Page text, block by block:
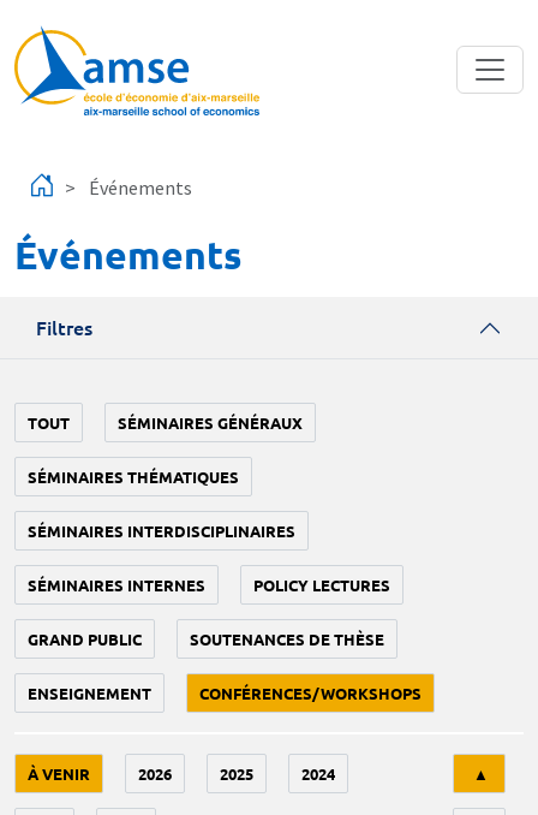
Événements
Événements
Filtres
TOUT SÉMINAIRES GÉNÉRAUX
SÉMINAIRES THÉMATIQUES
SÉMINAIRES INTERDISCIPLINAIRES
SÉMINAIRES INTERNES POLICY LECTURES
GRAND PUBLIC SOUTENANCES DE THÈSE
ENSEIGNEMENT CONFÉRENCES/WORKSHOPS
À VENIR 2026 2025 2024 ▲